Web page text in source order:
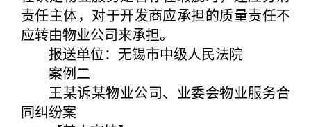
责任主体，对于开发商应承担的质量责任不
应转由物业公司来承担。
报送单位：无锡市中级人民法院
案例二
王某诉某物业公司、业委会物业服务合
同纠纷案